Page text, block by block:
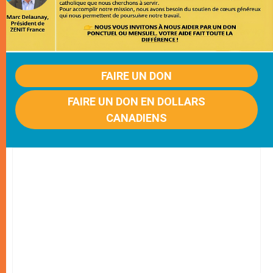
FAIRE UN DON
FAIRE UN DON EN DOLLARS
CANADIENS